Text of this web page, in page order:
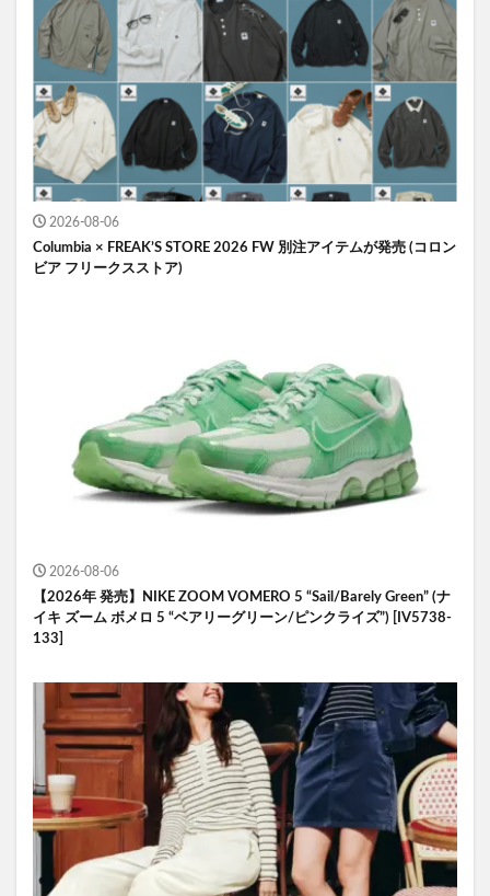
2026-08-06
Columbia × FREAK’S STORE 2026 FW 別注アイテムが発売 (コロン
ビア フリークスストア)
2026-08-06
【2026年 発売】NIKE ZOOM VOMERO 5 “Sail/Barely Green” (ナ
イキ ズーム ボメロ 5 “ベアリーグリーン/ピンクライズ”) [IV5738-
133]